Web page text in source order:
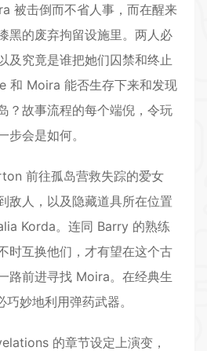
被击倒而不省人事，而在醒来
黑的废弃拘留设施里。两人必
及究竟是谁把她们囚禁和终止
和 Moira 能否生存下来和发现
？故事流程的每个端倪，令玩
步会是如何。
前往孤岛营救失踪的爱女
敌人，以及隐藏道具所在位置
Korda。连同 Barry 的熟练
时互换他们，才有望在这个古
路前进寻找 Moira。在经典生
妙地利用弹药武器。
的章节设定上演变，